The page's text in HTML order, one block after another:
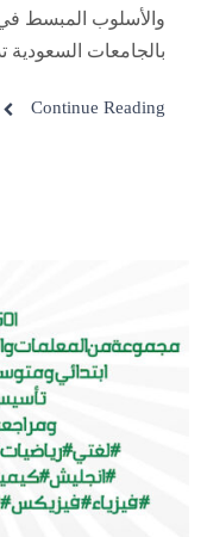
بالجامعات
Continue Reading